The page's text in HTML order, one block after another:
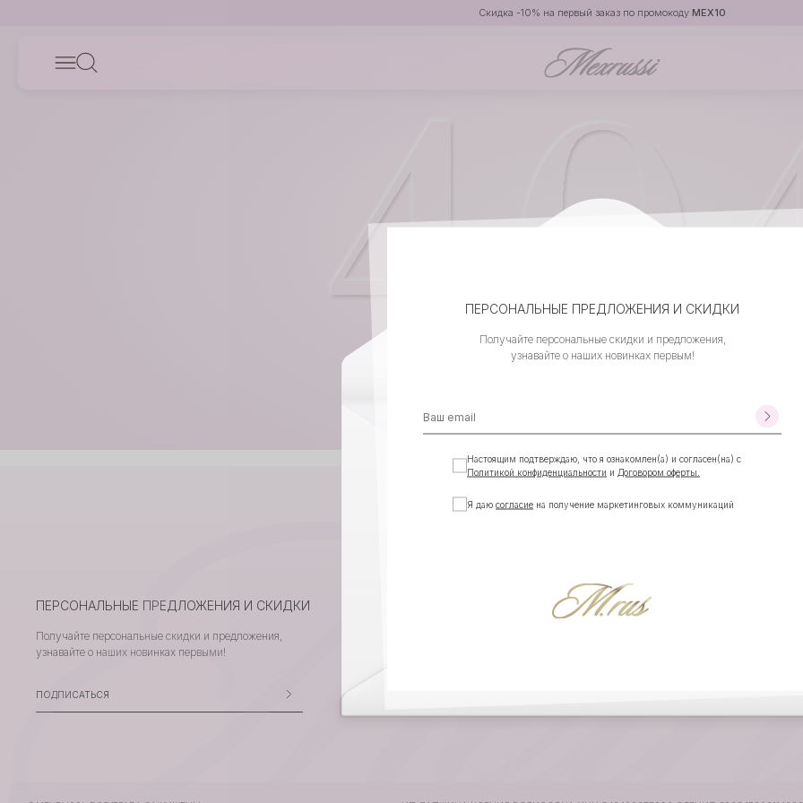
Скидка -10% на первый заказ по промокоду MEX10
НА ГЛАВНУЮ
ПЕРСОНАЛЬНЫЕ ПРЕДЛОЖЕНИЯ И СКИДКИ
Получайте персональные скидки и предложения,
узнавайте о наших новинках первыми!
ПЕРСОНАЛЬНЫЕ ПРЕДЛОЖЕНИЯ И СКИДКИ
Получайте персональные скидки и предложения,
узнавайте о наших новинках первым!
Настоящим подтверждаю, что я ознакомлен(а) и согласен(на) с
Политикой конфиденциальности и Договором оферты.
Я даю согласие на получение маркетинговых коммуникаций